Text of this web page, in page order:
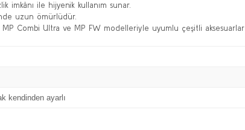
imkânı ile hijyenik kullanım sunar.
uzun ömürlüdür.
MP Combi Ultra ve MP FW modelleriyle uyumlu çeşitli
kendinden ayarlı